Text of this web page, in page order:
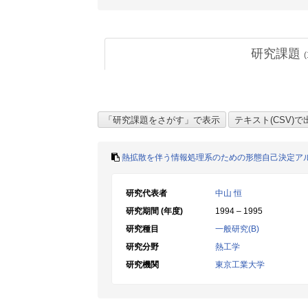
研究課題 (
熱拡散を伴う情報処理系のための形態自己決定ア
研究代表者
中山 恒
研究期間 (年度)
1994 – 1995
研究種目
一般研究(B)
研究分野
熱工学
研究機関
東京工業大学